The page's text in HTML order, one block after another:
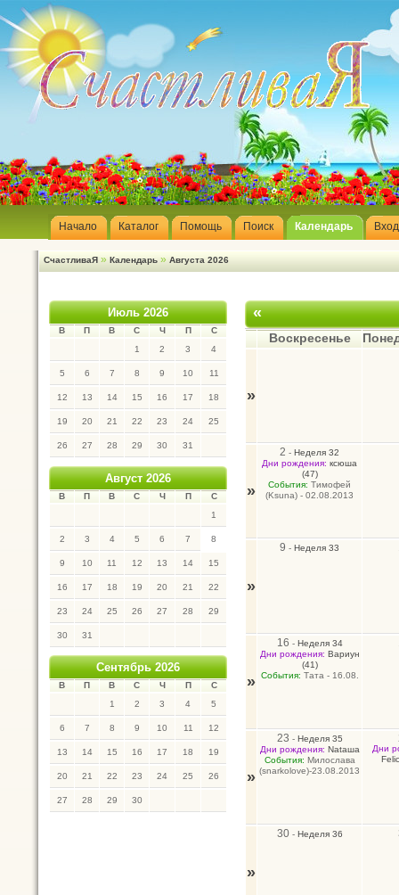
Начало Каталог Помощь Поиск Календарь Вход
СчастливаЯ » Календарь » Августа 2026
Июль 2026
В П В С Ч П
С
1
2 3 4
5 6 7 8 9 10 11
12 13 14 15 16 17 18
19 20 21 22 23 24 25
26 27 28 29 30 31
Август 2026
В П В С Ч П
С
1
2 3 4 5 6 7 8
9 10 11 12 13 14 15
16 17 18 19 20 21 22
23 24 25 26 27 28 29
30 31
Сентябрь 2026
В П В С Ч П
С
1
2 3 4 5
6 7 8 9 10 11 12
13 14 15 16 17 18 19
20 21 22 23 24 25 26
27 28 29 30
«
Воскресенье
»
»
2 - Неделя 32
Дни рождения: ксюша
(47)
События: Тимофей
(Ksuna) - 02.08.2013
»
9 - Неделя 33
»
16 - Неделя 34
Дни рождения: Вариун
(41)
События: Тата - 16.08.
»
23 - Неделя 35
Дни рождения: Nataшa
События: Милослава
(snarkolove)-23.08.2013
Дни
»
30- Неделя 36